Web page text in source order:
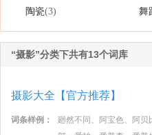
陶瓷(3) 舞
“摄影”分类下共有13个词库
摄影大全【官方推荐】
词条样例：
廻然不同、阿宝色、阿